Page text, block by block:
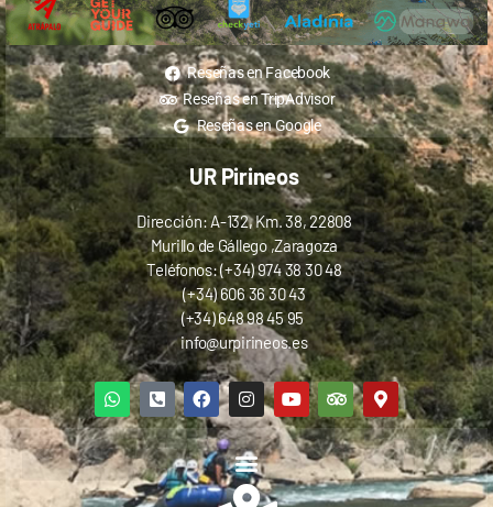
Reseñas en Facebook
Reseñas en TripAdvisor
Reseñas en Google
UR Pirineos
Dirección: A-132, Km. 38, 22808
Murillo de Gállego ,Zaragoza
Teléfonos: (+34) 974 38 30 48
(+34) 606 36 30 43
(+34) 648 98 45 95
info@urpirineos.es